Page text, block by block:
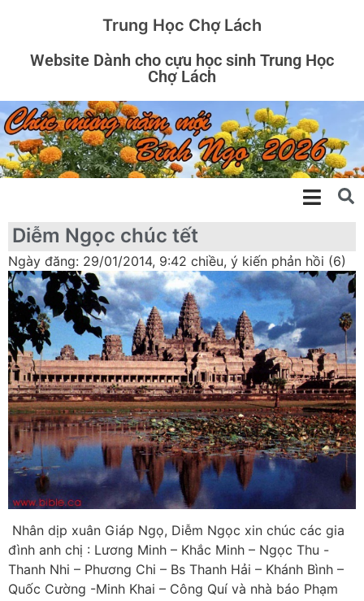
Trung Học Chợ Lách
Website Dành cho cựu học sinh Trung Học
Chợ Lách
Diễm Ngọc chúc tết
Ngày đăng: 29/01/2014, 9:42 chiều, ý kiến phản hồi (6)
Nhân dịp xuân Giáp Ngọ, Diễm Ngọc xin chúc các gia
đình anh chị : Lương Minh – Khắc Minh – Ngọc Thu -
Thanh Nhi – Phương Chi – Bs Thanh Hải – Khánh Bình –
Quốc Cường -Minh Khai – Công Quí và nhà báo Phạm